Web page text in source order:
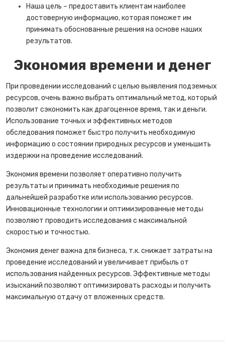
Наша цель – предоставить клиентам наиболее
достоверную информацию, которая поможет им
принимать обоснованные решения на основе наших
результатов.
Экономия времени и денег
При проведении исследований с целью выявления подземных
ресурсов, очень важно выбрать оптимальный метод, который
позволит сэкономить как драгоценное время, так и деньги.
Использование точных и эффективных методов
обследования поможет быстро получить необходимую
информацию о состоянии природных ресурсов и уменьшить
издержки на проведение исследований.
Экономия времени позволяет оперативно получить
результаты и принимать необходимые решения по
дальнейшей разработке или использованию ресурсов.
Инновационные технологии и оптимизированные методы
позволяют проводить исследования с максимальной
скоростью и точностью.
Экономия денег важна для бизнеса, т.к. снижает затраты на
проведение исследований и увеличивает прибыль от
использования найденных ресурсов. Эффективные методы
изысканий позволяют оптимизировать расходы и получить
максимальную отдачу от вложенных средств.